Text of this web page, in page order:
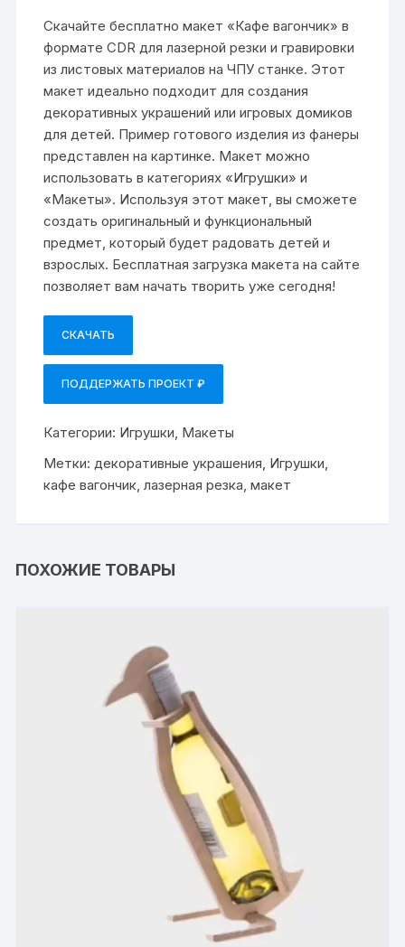
Скачайте бесплатно макет «Кафе вагончик» в
формате CDR для лазерной резки и гравировки
из листовых материалов на ЧПУ станке. Этот
макет идеально подходит для создания
декоративных украшений или игровых домиков
для детей. Пример готового изделия из фанеры
представлен на картинке. Макет можно
использовать в категориях «Игрушки» и
«Макеты». Используя этот макет, вы сможете
создать оригинальный и функциональный
предмет, который будет радовать детей и
взрослых. Бесплатная загрузка макета на сайте
позволяет вам начать творить уже сегодня!
СКАЧАТЬ
ПОДДЕРЖАТЬ ПРОЕКТ ₽
Категории: Игрушки, Макеты
Метки:декоративные украшения, Игрушки,
кафе вагончик,лазерная резка,макет
ПОХОЖИЕ ТОВАРЫ